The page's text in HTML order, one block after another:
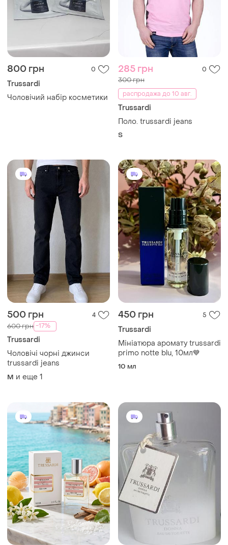
800 грн 0
Trussardi
Чоловічий набір косметики
285 грн 0
300 грн
распродажа до 10 авг.
Trussardi
Поло. trussardi jeans
S
500 грн 4
600 грн -17%
Trussardi
Чоловічі чорні джинси
trussardi jeans
M и еще 1
450 грн 5
Trussardi
Мініатюра аромату trussardi
primo notte blu, 10мл💙
10 мл